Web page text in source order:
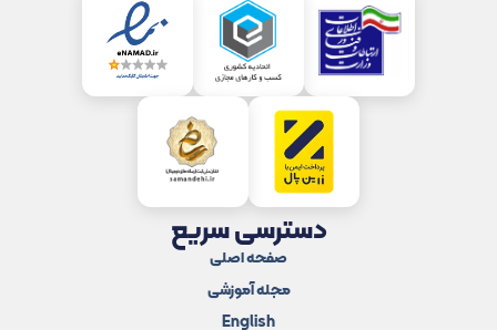
دسترسی سریع
صفحه اصلی
مجله آموزشی
English